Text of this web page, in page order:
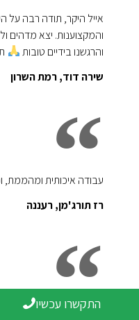
אייל היקר, תודה רבה
והמקצוענות. יצא מדהים
והרגשנו בידיים טובות
שירה דוד, רמת השרון
עבודה איכותית ומהממת,
רז תורג'מן, רעננה
נגריה מקצועית מאוד.
התקשרו עכשיו